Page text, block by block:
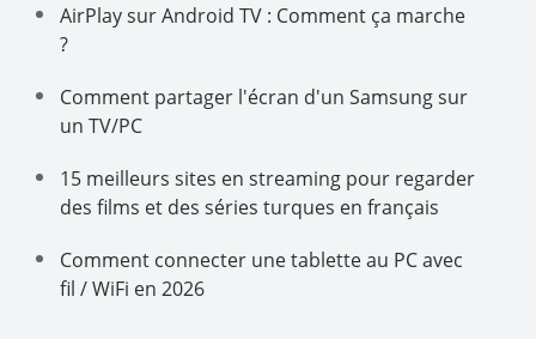
AirPlay sur Android TV : Comment ça marche
?
Comment partager l'écran d'un Samsung sur
un TV/PC
15 meilleurs sites en streaming pour regarder
des films et des séries turques en français
Comment connecter une tablette au PC avec
fil / WiFi en 2026